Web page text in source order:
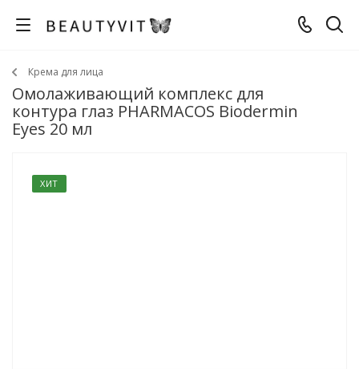
Крема для лица
Омолаживающий комплекс для
контура глаз PHARMACOS Biodermin
Eyes 20 мл
ХИТ